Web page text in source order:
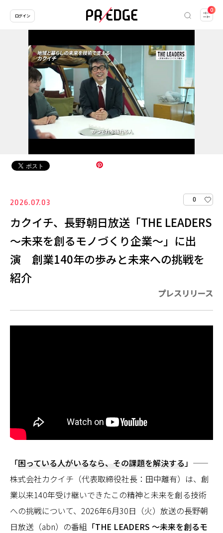
0
ログイン
2026.07.03 0
カクイチ、長野朝日放送「THE LEADERS
～未来を創るモノづくり企業～」に出
演 創業140年の歩みと未来への挑戦を
紹介
プレスリリース
「困っている人がいるなら、その課題を解決する 」 ——
株式会社カクイチ（代表取締役社長：田中離有）は、創
業以来140年受け継いできたこの精神と未来を創る技術
への挑戦について、2026年6月30日（火）放送の長野朝
日放送（abn）の番組 「THE LEADERS ～未来を創るモ